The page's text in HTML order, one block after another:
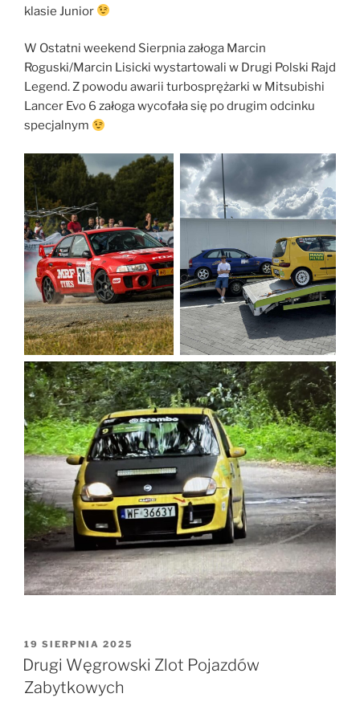
klasie Junior
W Ostatni weekend Sierpnia załoga Marcin
Roguski/Marcin Lisicki wystartowali w Drugi Polski Rajd
Legend. Z powodu awarii turbosprężarki w Mitsubishi
Lancer Evo 6 załoga wycofała się po drugim odcinku
specjalnym
OPUBLIKOWANE
W
19 SIERPNIA 2025
Drugi Węgrowski Zlot Pojazdów
Zabytkowych